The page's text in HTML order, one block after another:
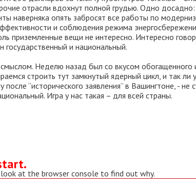
отрасли вдохнут полной грудью. Одно
наверняка опять забросят все работы по
и соблюдения режима
приземленные вещи не интересно. Интересно
государственный и национальный.
Неделю назад был со вкусом обогащенного
строить тут замкнутый ядерный цикл, и так ли
после “исторического заявления” в Вашингтоне, -
Игра у нас такая – для всей страны.
at the browser console to find out why.